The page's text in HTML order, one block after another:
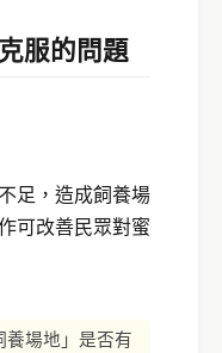
服的問題
足，造成飼養場
可改善民眾對蜜
養場地」是否有